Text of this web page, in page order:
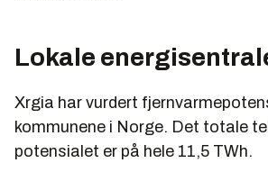
Lokale
Xrgia har vurdert
kommunene i Norge. Det totale
potensialet er på hele 11,5 TWh.